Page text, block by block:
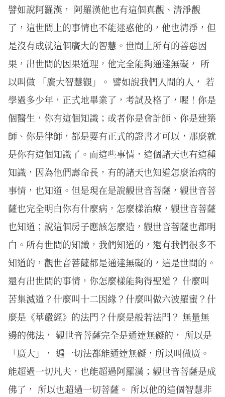
譬如說阿羅漢， 阿羅漢他也有這個真觀、清淨觀
了，這世間上的事情也不能迷惑他的，他也清淨，但
是沒有成就這個廣大的智慧。世間上所有的善惡因
果，出世間的因果道理，他完全能夠通達無礙， 所
以叫做 「廣大智慧觀」。 譬如說我們人間的人， 若
學過多少年，正式地畢業了，考試及格了，喔！你是
個醫生，你有這個知識；或者你是會計師、你是建築
師、你是律師，都是要有正式的證書才可以，那麼就
是你有這個知識了。而這些事情，這個諸天也有這種
知識，因為他們壽命長，有的諸天也知道怎麼治病的
事情，也知道。但是現在是說觀世音菩薩，觀世音菩
薩也完全明白你有什麼病，怎麼樣治療，觀世音菩薩
也知道；說這個房子應該怎麼造，觀世音菩薩也都明
白。所有世間的知識，我們知道的，還有我們很多不
知道的，觀世音菩薩都是通達無礙的，這是世間的。
還有出世間的事情，你怎麼樣能夠得聖道？ 什麼叫
苦集滅道？什麼叫十二因緣？什麼叫做六波羅蜜？什
麼是《華嚴經》的法門？什麼是般若法門？ 無量無
邊的佛法， 觀世音菩薩完全是通達無礙的， 所以是
「廣大」， 遍一切法都能通達無礙，所以叫做廣。
能超過一切凡夫，也能超過阿羅漢；觀世音菩薩是成
佛了， 所以也超過一切菩薩。 所以他的這個智慧非